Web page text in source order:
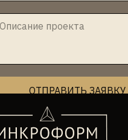
ОТПРАВИТЬ ЗАЯВКУ